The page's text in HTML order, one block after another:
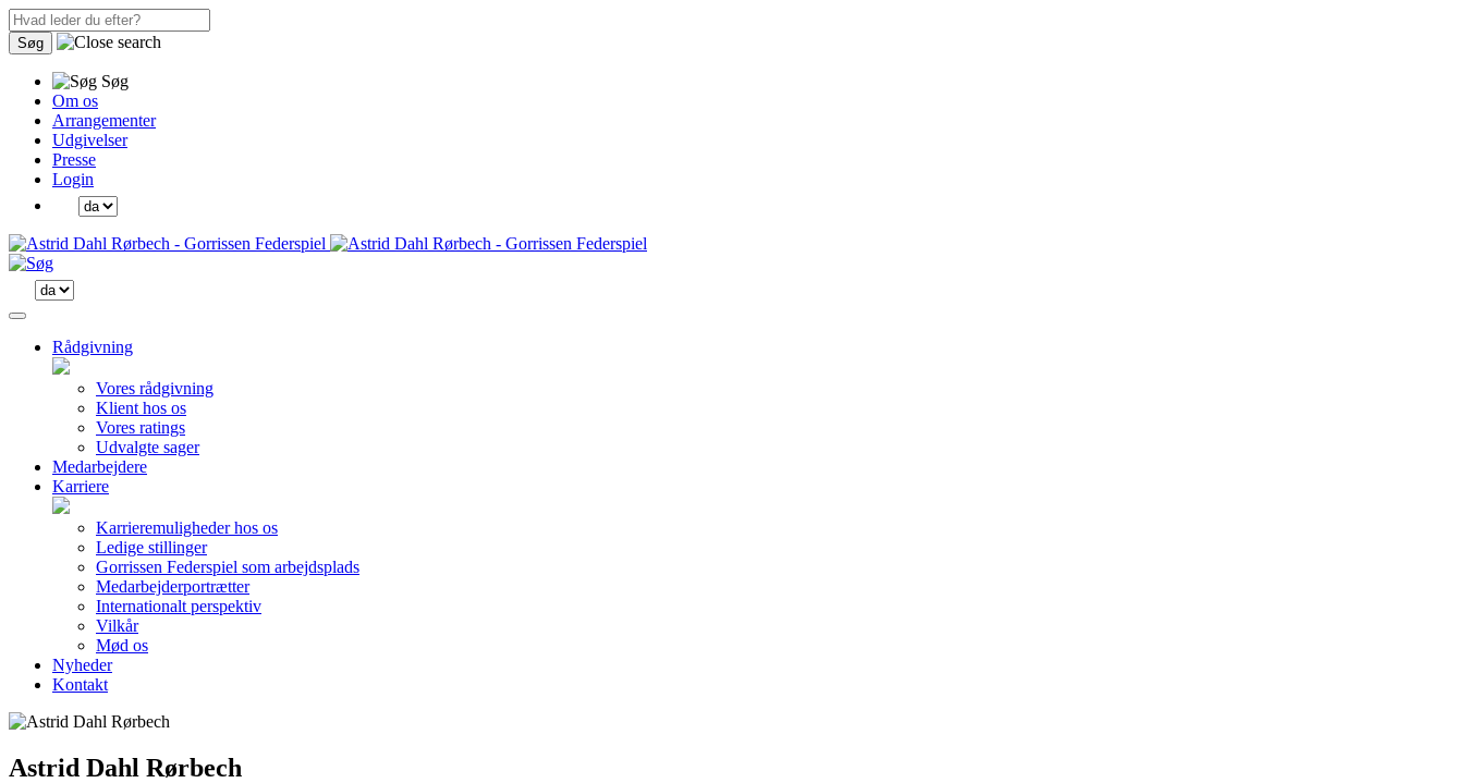
Søg
Søg
Om os
Arrangementer
Udgivelser
Presse
Login
Rådgivning
Vores rådgivning
Klient hos os
Vores ratings
Udvalgte sager
Medarbejdere
Karriere
Karrieremuligheder hos os
Ledige stillinger
Gorrissen Federspiel som arbejdsplads
Medarbejderportrætter
Internationalt perspektiv
Vilkår
Mød os
Nyheder
Kontakt
Astrid Dahl Rørbech